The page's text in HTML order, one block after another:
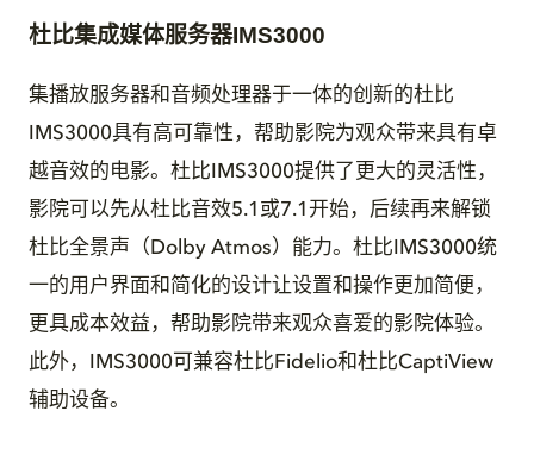
杜比集成媒体服务器IMS3000
集播放服务器和音频处理器于一体的创新的杜比
IMS3000具有高可靠性，帮助影院为观众带来具有卓
越音效的电影。杜比IMS3000提供了更大的灵活性，
影院可以先从杜比音效5.1或7.1开始，后续再来解锁
杜比全景声（Dolby Atmos）能力。杜比IMS3000统
一的用户界面和简化的设计让设置和操作更加简便，
更具成本效益，帮助影院带来观众喜爱的影院体验。
此外，IMS3000可兼容杜比Fidelio和杜比CaptiView
辅助设备。